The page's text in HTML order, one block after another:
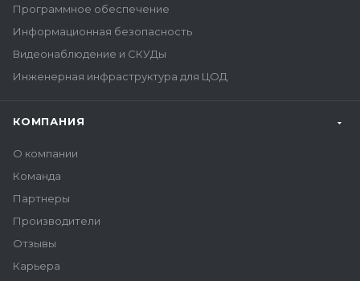
Программное обеспечение
Информационная безопасность
Видеонаблюдение и СКУДы
Инженерная инфраструктура для ЦОД
КОМПАНИЯ
О компании
Команда
Партнеры
Производители
Отзывы
Карьера